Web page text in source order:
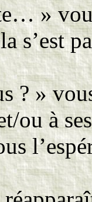
»
s’est
? »
ou à